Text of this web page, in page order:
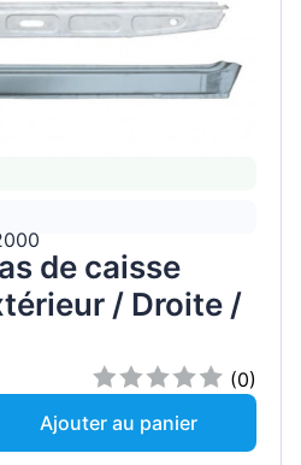
de caisse
/ Droite /
(0)
Ajouter au panier